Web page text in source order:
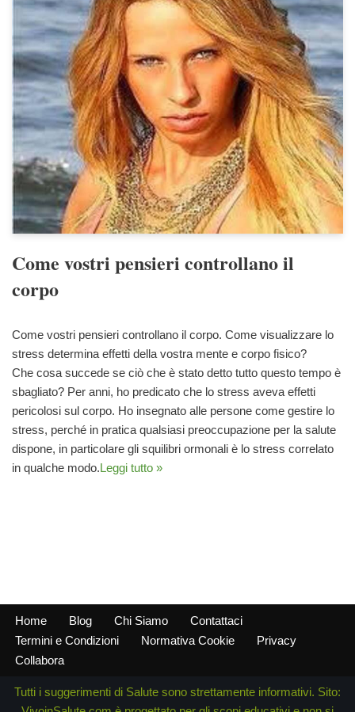
Come vostri pensieri controllano il
corpo
Come vostri pensieri controllano il corpo. Come visualizzare lo
stress determina effetti della vostra mente e corpo fisico?
Che cosa succede se ciò che è stato detto tutto questo tempo è
sbagliato? Per anni, ho predicato che lo stress aveva effetti
pericolosi sul corpo. Ho insegnato alle persone come gestire lo
stress, perché in pratica qualsiasi preoccupazione per la salute
dispone, in particolare gli squilibri ormonali è lo stress correlato
in qualche modo.Leggi tutto »
Home Blog Chi Siamo
Contattaci
Termini e Condizioni
Normativa Cookie
Privacy
Collabora
Tutti i suggerimenti di Salute sono strettamente informativi. Sito: